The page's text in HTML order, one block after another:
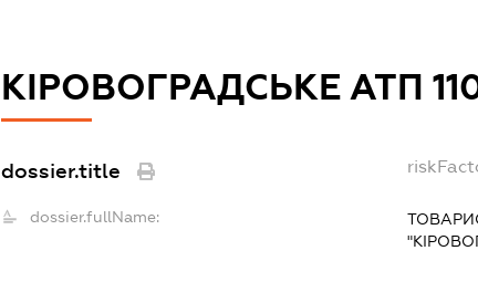
КІРОВОГРАДСЬКЕ АТП
dossier.title
dossier.fullName: